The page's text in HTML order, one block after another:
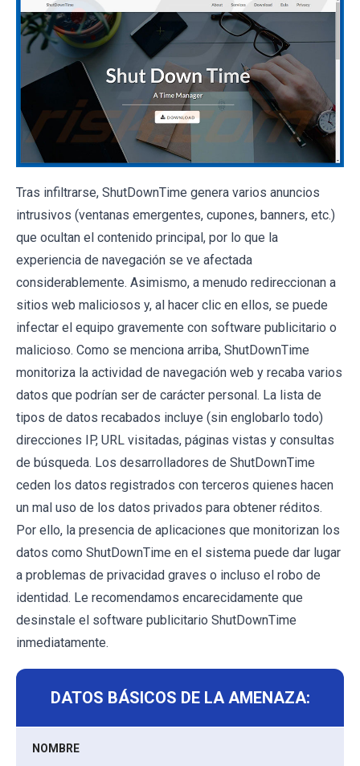
Tras infiltrarse, ShutDownTime genera varios anuncios
intrusivos (ventanas emergentes, cupones, banners, etc.)
que ocultan el contenido principal, por lo que la
experiencia de navegación se ve afectada
considerablemente. Asimismo, a menudo redireccionan a
sitios web maliciosos y, al hacer clic en ellos, se puede
infectar el equipo gravemente con software publicitario o
malicioso. Como se menciona arriba, ShutDownTime
monitoriza la actividad de navegación web y recaba varios
datos que podrían ser de carácter personal. La lista de
tipos de datos recabados incluye (sin englobarlo todo)
direcciones IP, URL visitadas, páginas vistas y consultas
de búsqueda. Los desarrolladores de ShutDownTime
ceden los datos registrados con terceros quienes hacen
un mal uso de los datos privados para obtener réditos.
Por ello, la presencia de aplicaciones que monitorizan los
datos como ShutDownTime en el sistema puede dar lugar
a problemas de privacidad graves o incluso el robo de
identidad. Le recomendamos encarecidamente que
desinstale el software publicitario ShutDownTime
inmediatamente.
DATOS BÁSICOS DE LA AMENAZA:
NOMBRE